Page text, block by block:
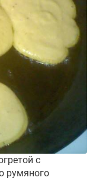
с
румяного